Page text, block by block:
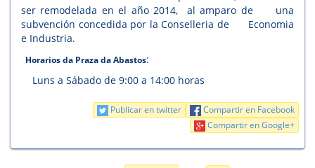
ser remodelada en el año 2014, al amparo de una
subvención concedida por la Conselleria de Economia
e Industria.
Horarios da Praza da Abastos:
Luns a Sábado de 9:00 a 14:00 horas
Compartir en Facebook
Publicar en twitter
Compartir en Google+